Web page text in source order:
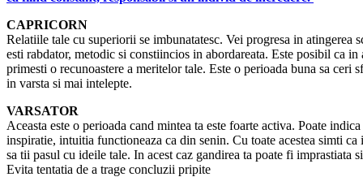
CAPRICORN
Relatiile tale cu superiorii se imbunatatesc. Vei progresa in atingerea
esti rabdator, metodic si constiincios in abordareata. Este posibil ca in
primesti o recunoastere a meritelor tale. Este o perioada buna sa ceri
in varsta si mai intelepte.
VARSATOR
Aceasta este o perioada cand mintea ta este foarte activa. Poate
inspiratie, intuitia functioneaza ca din senin. Cu toate acestea simti ca
sa tii pasul cu ideile tale. In acest caz gandirea ta poate fi imprastiata
Evita tentatia de a trage concluzii pripite